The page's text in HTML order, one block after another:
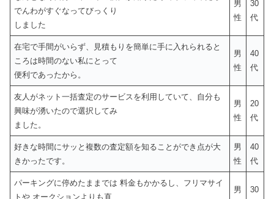
でんわがすぐなってびっくり
しました
男
性
30
代
在宅で手間がいらず、見積もりを簡単に手に入れられると
ころは時間のない私にとって
便利であったから。
男
性
40
代
友人がネット一括査定のサービスを利用していて、自分も
興味が湧いたので選択してみ
ました。
男
性
20
代
好きな時間にサッと複数の査定額を知ることができ点が大
きかったです。
男
性
40
代
パーキングに停めたままでは 料金もかかるし、フリマサイ
トや オークションよりも直
男
30